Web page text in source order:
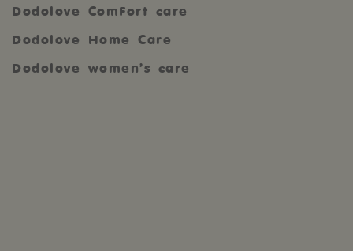
Dodolove ComFort care
Dodolove Home Care
Dodolove women’s care